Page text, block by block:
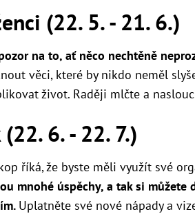
(22. 5. - 21. 6.)
na to, ať něco nechtěně
věci, které by nikdo neměl
život. Raději mlčte a
(22. 6. - 22. 7.)
říká, že byste měli využít své
mnohé úspěchy, a tak si
Uplatněte své nové nápady a